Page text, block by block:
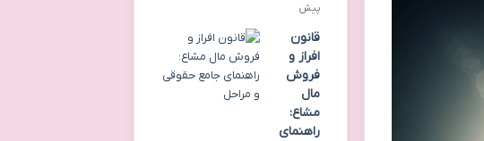
پیش
قانون
افراز و
فروش
مال
مشاع:
راهنمای